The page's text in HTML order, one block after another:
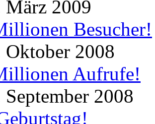
März 2009
Besucher!
Oktober 2008
Aufrufe!
September 2008